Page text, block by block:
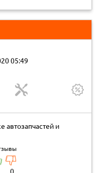
05:49
автозапчастей и